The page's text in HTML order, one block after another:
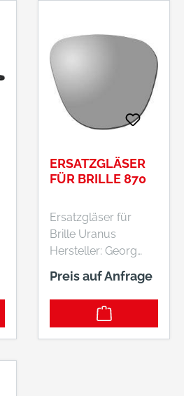
ERSATZGLÄSER
FÜR BRILLE 870
Ersatzgläser für
Brille Uranus
Hersteller: Georg
Schmerler GmbH &
Co. KG, Reitweg 7,
90587 Veitsbronn,
DE, +49911754737,
Preis auf Anfrage